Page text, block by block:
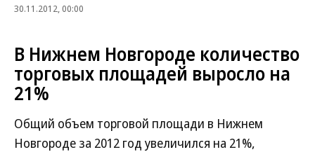
30.11.2012, 00:00
В Нижнем Новгороде количество
торговых площадей выросло на
21%
Общий объем торговой площади в Нижнем
Новгороде за 2012 год увеличился на 21%,